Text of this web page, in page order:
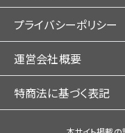
プライバシーポリシー
運営会社概要
特商法に基づく表記